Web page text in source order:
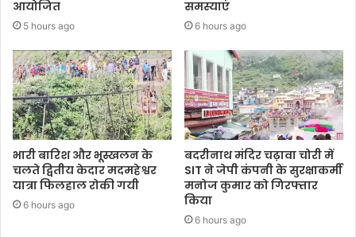
आयोजित
5 hours ago
समस्याएं
6 hours ago
भारी बारिश और भूस्खलन के
चलते द्वितीय केदार मदमहेश्वर
यात्रा फिलहाल रोकी गयी
6 hours ago
बदरीनाथ मंदिर चढ़ावा चोरी में
SIT ने जेपी कंपनी के सुरक्षाकर्मी
मनोज कुमार को गिरफ्तार
किया
6 hours ago